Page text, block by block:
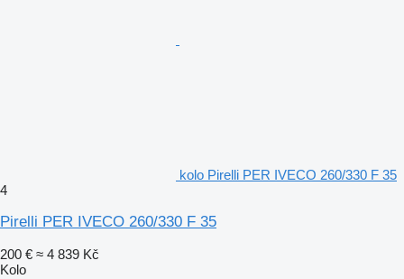
kolo Pirelli PER IVECO 260/330 F 35
4
Pirelli PER IVECO 260/330 F 35
200 € ≈ 4 839 Kč
Kolo